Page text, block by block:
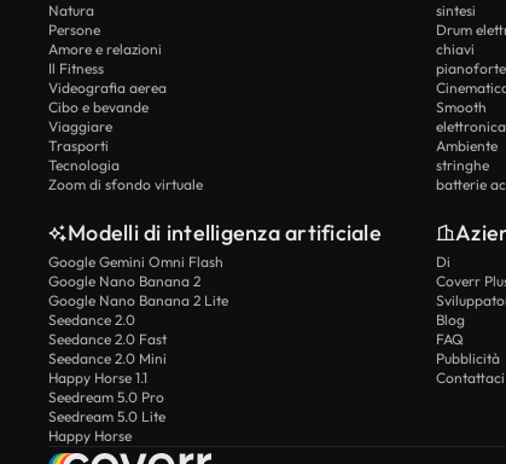
Natura
Persone
Amore e relazioni
Il Fitness
Videografia aerea
Cibo e bevande
Viaggiare
Trasporti
Tecnologia
Zoom di sfondo virtuale
sintesi
Drum
chiavi
pianoforte
Smooth
elettronica
Ambiente
stringhe
batterie
Modelli di intelligenza artificiale
Google Gemini Omni Flash
Google Nano Banana 2
Google Nano Banana 2 Lite
Seedance 2.0
Seedance 2.0 Fast
Seedance 2.0 Mini
Happy Horse 1.1
Seedream 5.0 Pro
Seedream 5.0 Lite
Happy Horse
Di
Coverr
Blog
FAQ
Pubblicità
Contattaci